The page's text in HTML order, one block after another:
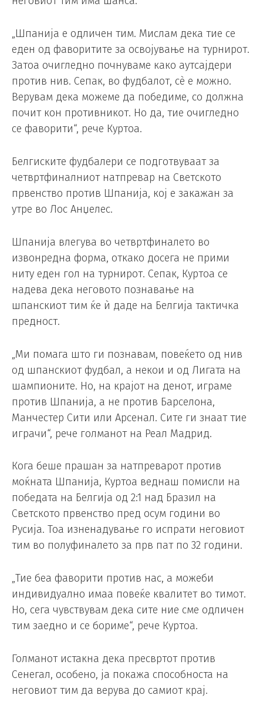
„Шпанија е одличен тим. Мислам дека тие се
еден од фаворитите за освојување на турнирот.
Затоа очигледно почнуваме како аутсајдери
против нив. Сепак, во фудбалот, сè е можно.
Верувам дека можеме да победиме, со должна
почит кон противникот. Но да, тие очигледно
се фаворити“, рече Куртоа.
Белгиските фудбалери се подготвуваат за
четвртфиналниот натпревар на Светското
првенство против Шпанија, кој е закажан за
утре во Лос Анџелес.
Шпанија влегува во четвртфиналето во
извонредна форма, откако досега не прими
ниту еден гол на турнирот. Сепак, Куртоа се
надева дека неговото познавање на
шпанскиот тим ќе ѝ даде на Белгија тактичка
предност.
„Ми помага што ги познавам, повеќето од нив
од шпанскиот фудбал, а некои и од Лигата на
шампионите. Но, на крајот на денот, играме
против Шпанија, а не против Барселона,
Манчестер Сити или Арсенал. Сите ги знаат тие
играчи“, рече голманот на Реал Мадрид.
Кога беше прашан за натпреварот против
моќната Шпанија, Куртоа веднаш помисли на
победата на Белгија од 2:1 над Бразил на
Светското првенство пред осум години во
Русија. Тоа изненадување го испрати неговиот
тим во полуфиналето за прв пат по 32 години.
„Тие беа фаворити против нас, а можеби
индивидуално имаа повеќе квалитет во тимот.
Но, сега чувствувам дека сите ние сме одличен
тим заедно и се бориме“, рече Куртоа.
Голманот истакна дека пресвртот против
Сенегал, особено, ја покажа способноста на
неговиот тим да верува до самиот крај.